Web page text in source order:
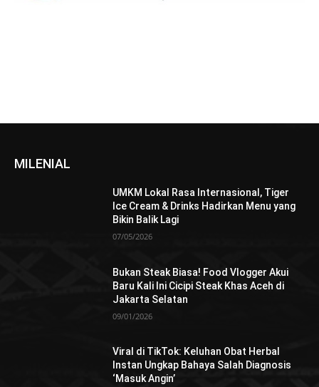
MILENIAL
UMKM Lokal Rasa Internasional, Tiger
Ice Cream & Drinks Hadirkan Menu yang
Bikin Balik Lagi
07/05/2026
Bukan Steak Biasa! Food Vlogger Akui
Baru Kali Ini Cicipi Steak Khas Aceh di
Jakarta Selatan
09/01/2026
Viral di TikTok: Keluhan Obat Herbal
Instan Ungkap Bahaya Salah Diagnosis
‘Masuk Angin’